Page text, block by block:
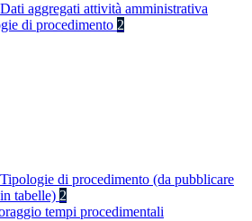
Dati aggregati attività amministrativa
di procedimento 2
Tipologie di procedimento (da pubblicare
in tabelle) 2
tempi procedimentali